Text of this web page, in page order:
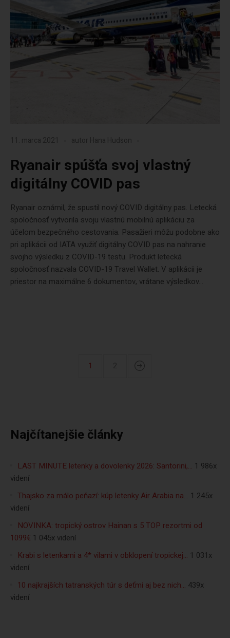
11. marca 2021 autor Hana Hudson
Ryanair spúšťa svoj vlastný
digitálny COVID pas
Ryanair oznámil, že spustil nový COVID digitálny pas. Letecká
spoločnosť vytvorila svoju vlastnú mobilnú aplikáciu za
účelom bezpečného cestovania. Pasažieri môžu podobne ako
pri aplikácii od IATA využiť digitálny COVID pas na nahranie
svojho výsledku z COVID-19 testu. Produkt letecká
spoločnosť nazvala COVID-19 Travel Wallet. V aplikácii je
priestor na maximálne 6 dokumentov, vrátane výsledkov...
1 2
Najčítanejšie články
LAST MINUTE letenky a dovolenky 2026: Santorini,… 1 986x
videní
Thajsko za málo peňazí: kúp letenky Air Arabia na… 1 245x
videní
NOVINKA: tropický ostrov Hainan s 5 TOP rezortmi od
1099€ 1 045x videní
Krabi s letenkami a 4* vilami v obklopení tropickej… 1 031x
videní
10 najkrajších tatranských túr s deťmi aj bez nich… 439x
videní